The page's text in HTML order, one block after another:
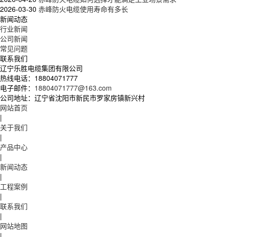
2026-03-30 赤峰防火电缆使用寿命有多长
新闻动态
行业新闻
公司新闻
常见问题
联系我们
辽宁乐胜电缆集团有限公司
热线电话： 18804071777
电子邮件： 18804071777@163.com
公司地址： 辽宁省沈阳市新民市罗家房镇新兴村
网站首页
|
关于我们
|
产品中心
|
新闻动态
|
工程案例
|
联系我们
|
网站地图